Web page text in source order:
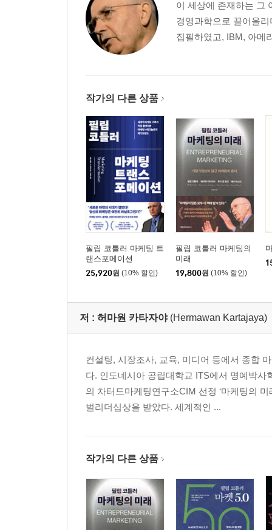
이 세상에 존재하는 그
경영과학으로 끌어올
집필하였고, IBM, 아메
작가의 다른 상품
필립 코틀러 마케팅 트
랜스포메이션
25,920원 (10% 할인)
필립 코틀러 마케팅의
미래
19,800원 (10% 할인)
저 : 허마원 카타자야 (Hermawan Kartajaya)
컨설팅, 시장조사, 교육, 미디어 등에서 종합
다. 인도네시아 공립대학교 ITS에서 명예박
의 차터드마케팅연구소CIM 선정 ‘마케팅의
벌리더십상을 받았다. 세계적인 ...
작가의 다른 상품